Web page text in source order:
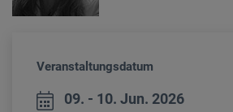
Veranstaltungsdatum
09. - 10. Jun. 2026